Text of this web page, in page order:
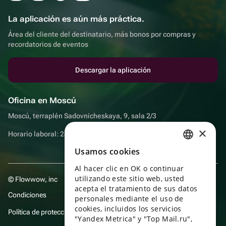
La aplicación es aún más práctica.
Área del cliente del destinatario, más bonos por compras y
recordatorios de eventos
Descargar la aplicación
Oficina en Moscú
Moscú, terraplén Sadovnicheskaya, 9, sala 2/3
Horario laboral: 24 horas
© Flowwow, inc
Condiciones
Política de protección y privacidad de datos
ENGLISH
UKRAINIAN
PORTUGUESE
SPANISH
×
Usamos cookies
Al hacer clic en OK o continuar
utilizando este sitio web, usted
acepta el tratamiento de sus datos
personales mediante el uso de
cookies, incluidos los servicios
"Yandex Metrica" y "Top Mail.ru",